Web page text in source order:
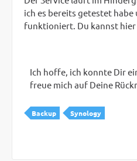
ich es bereits getestet
funktioniert. Du kannst hier
Ich hoffe, ich konnte Dir
freue mich auf Deine
Backup Synology